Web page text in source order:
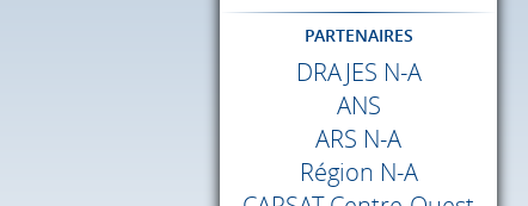
PARTENAIRES
DRAJES N-A
ANS
ARS N-A
Région N-A